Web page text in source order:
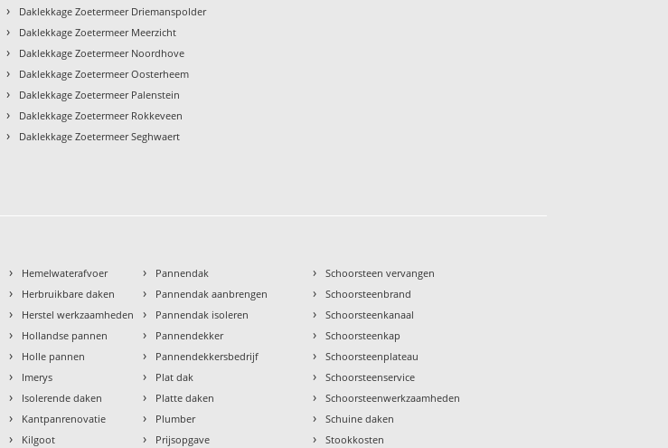
› Daklekkage Zoetermeer Driemanspolder
› Daklekkage Zoetermeer Meerzicht
› Daklekkage Zoetermeer Noordhove
› Daklekkage Zoetermeer Oosterheem
› Daklekkage Zoetermeer Palenstein
› Daklekkage Zoetermeer Rokkeveen
› Daklekkage Zoetermeer Seghwaert
› Hemelwaterafvoer
› Herbruikbare daken
› Herstel werkzaamheden
› Hollandse pannen
› Holle pannen
› Imerys
› Isolerende daken
› Kantpanrenovatie
› Kilgoot
› Pannendak
› Pannendak aanbrengen
› Pannendak isoleren
› Pannendekker
› Pannendekkersbedrijf
› Plat dak
› Platte daken
› Plumber
› Prijsopgave
› Schoorsteen vervangen
› Schoorsteenbrand
› Schoorsteenkanaal
› Schoorsteenkap
› Schoorsteenplateau
› Schoorsteenservice
› Schoorsteenwerkzaamheden
› Schuine daken
› Stookkosten